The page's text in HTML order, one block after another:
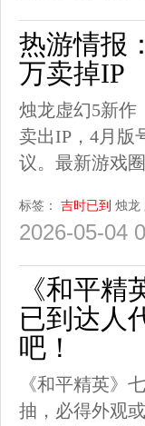
热游情报
万卖掉IP
烛龙虚幻5新作
卖出IP，4月版
议。最新游戏
标签： 吉时已到 烛龙
2026-05-04
《和平
已到达人
吧！
《和平精英》
抽，必得外观